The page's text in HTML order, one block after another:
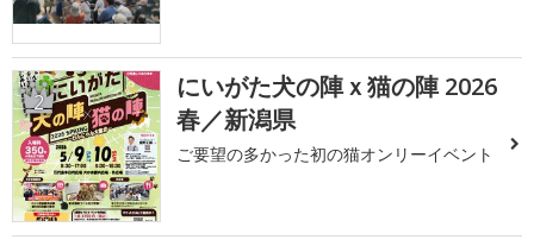
2
にいがた犬の陣ｘ猫の陣 2026
春／新潟県
ご要望の多かった初の猫オンリーイベント